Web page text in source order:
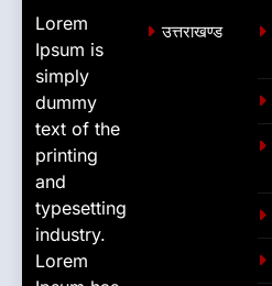
Lorem
Ipsum is
simply
dummy
text of the
printing
and
typesetting
industry.
Lorem
उत्तराखण्ड